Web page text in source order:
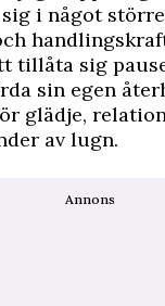
i något
tillåta sig
sin egen
glädje,
av lugn.
Annons